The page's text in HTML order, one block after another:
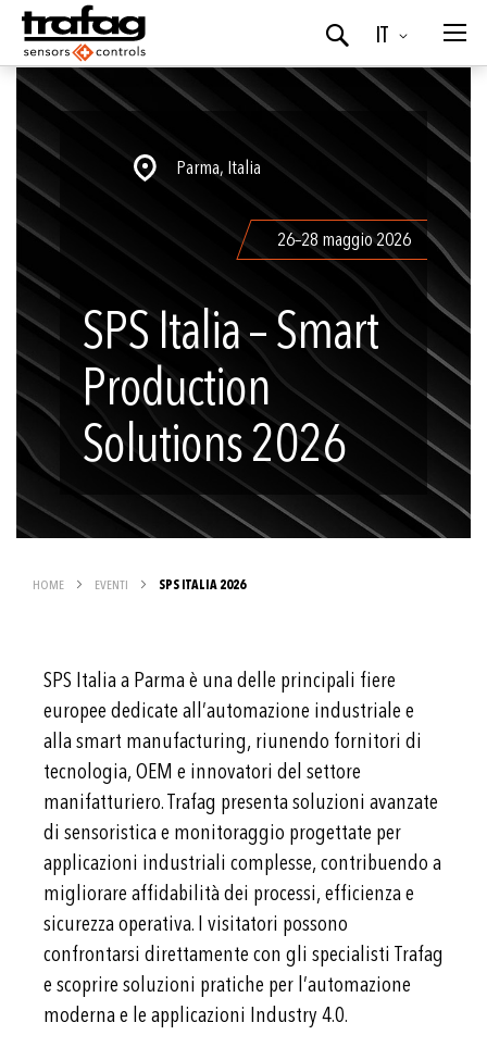
Lingua
IT
Ricerca
HOME EVENTI SPS ITALIA 2026
Parma, Italia
26–28 maggio 2026
SPS Italia – Smart
Production
Solutions 2026
SPS Italia a Parma è una delle principali fiere
europee dedicate all’automazione industriale e
alla smart manufacturing, riunendo fornitori di
tecnologia, OEM e innovatori del settore
manifatturiero. Trafag presenta soluzioni avanzate
di sensoristica e monitoraggio progettate per
applicazioni industriali complesse, contribuendo a
migliorare affidabilità dei processi, efficienza e
sicurezza operativa. I visitatori possono
confrontarsi direttamente con gli specialisti Trafag
e scoprire soluzioni pratiche per l’automazione
moderna e le applicazioni Industry 4.0.